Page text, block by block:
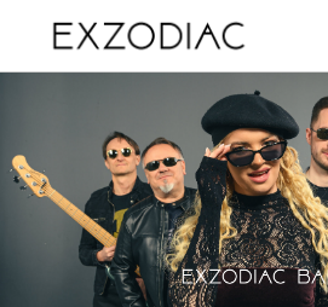
NASLOVNICA
O NAMA
GALERIJA